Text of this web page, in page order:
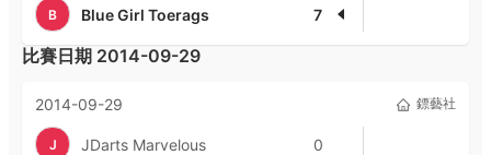
B Blue Girl Toerags 7
比賽日期 2014-09-29
2014-09-29 鏢藝社
J JDarts Marvelous 0